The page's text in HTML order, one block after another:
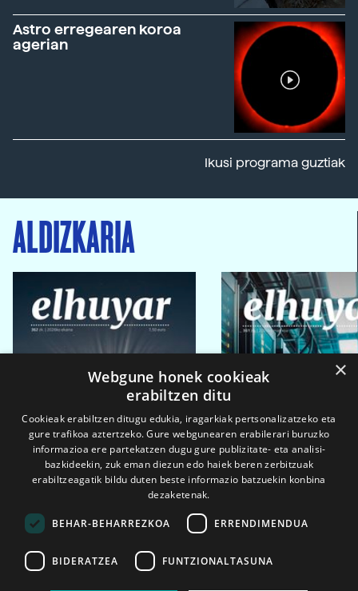
Astro erregearen koroa
agerian
Ikusi programa guztiak
ALDIZKARIA
2026ko eka. 1a 2026ko mar. 1a
×
Webgune honek cookieak
erabiltzen ditu
Cookieak erabiltzen ditugu edukia, iragarkiak pertsonalizatzeko eta
gure trafikoa aztertzeko. Gure webgunearen erabilerari buruzko
informazioa ere partekatzen dugu gure publizitate- eta analisi-
bazkideekin, zuk eman diezun edo haiek beren zerbitzuak
erabiltzeagatik bildu duten beste informazio batzuekin konbina
dezaketenak.
BEHAR-BEHARREZKOA ERRENDIMENDUA
BIDERATZEA FUNTZIONALTASUNA